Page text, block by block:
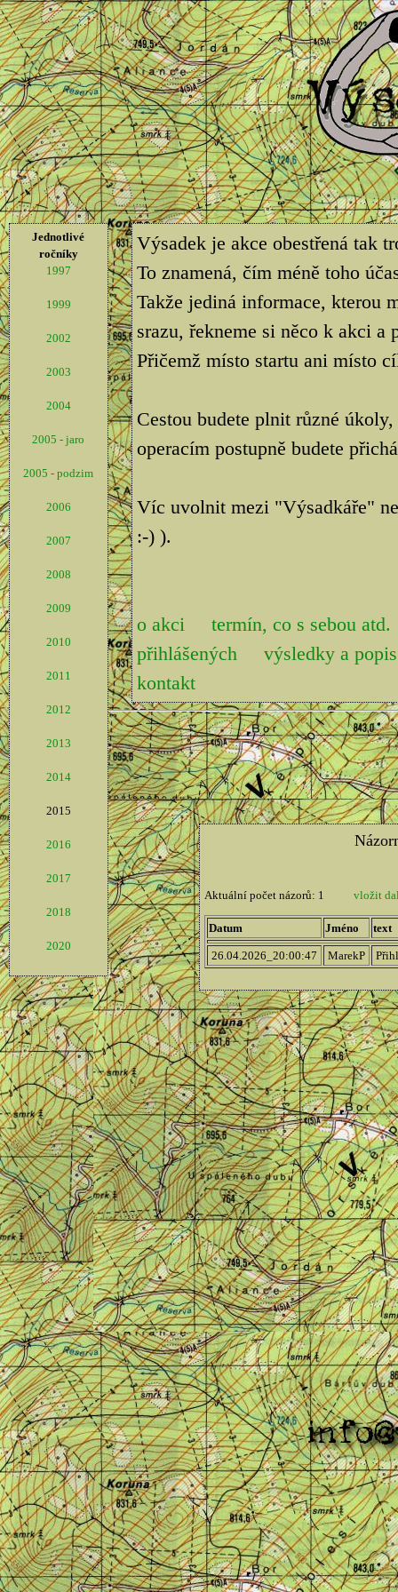
Jednotlivé
ročníky
1997
1999
2002
2003
2004
2005 - jaro
2005 - podzim
2006
2007
2008
2009
2010
2011
2012
2013
2014
2015
2016
2017
2018
2020
Výsadek je akce obestřená tak
To znamená, čím méně toho
Takže jediná informace, kterou
srazu, řekneme si něco k akci a
Přičemž místo startu ani místo
Cestou budete plnit různé
operacím postupně budete
Víc uvolnit mezi "Výsadkáře"
:-) ).
o akci
termín, co s sebou atd.
přihlášených
výsledky a
kontakt